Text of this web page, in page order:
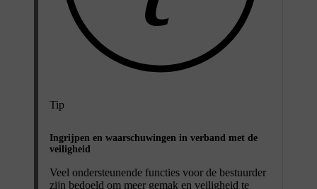
Tip
Ingrijpen en waarschuwingen in verband met de
veiligheid
Veel ondersteunende functies voor de bestuurder
zijn bedoeld om meer gemak en veiligheid te